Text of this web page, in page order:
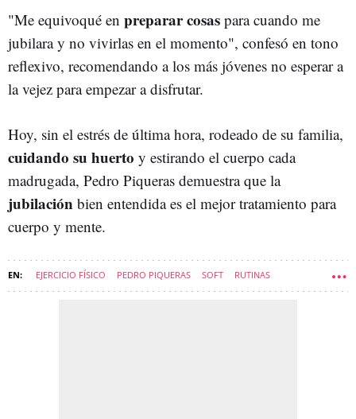
"Me equivoqué en preparar cosas para cuando me
jubilara y no vivirlas en el momento", confesó en tono
reflexivo, recomendando a los más jóvenes no esperar a
la vejez para empezar a disfrutar.
Hoy, sin el estrés de última hora, rodeado de su familia,
cuidando su huerto y estirando el cuerpo cada
madrugada, Pedro Piqueras demuestra que la
jubilación bien entendida es el mejor tratamiento para
cuerpo y mente.
EJERCICIO FÍSICO PEDRO PIQUERAS SOFT RUTINAS